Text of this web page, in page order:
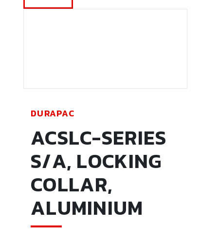
DURAPAC
ACSLC-SERIES
S/A, LOCKING
COLLAR,
ALUMINIUM